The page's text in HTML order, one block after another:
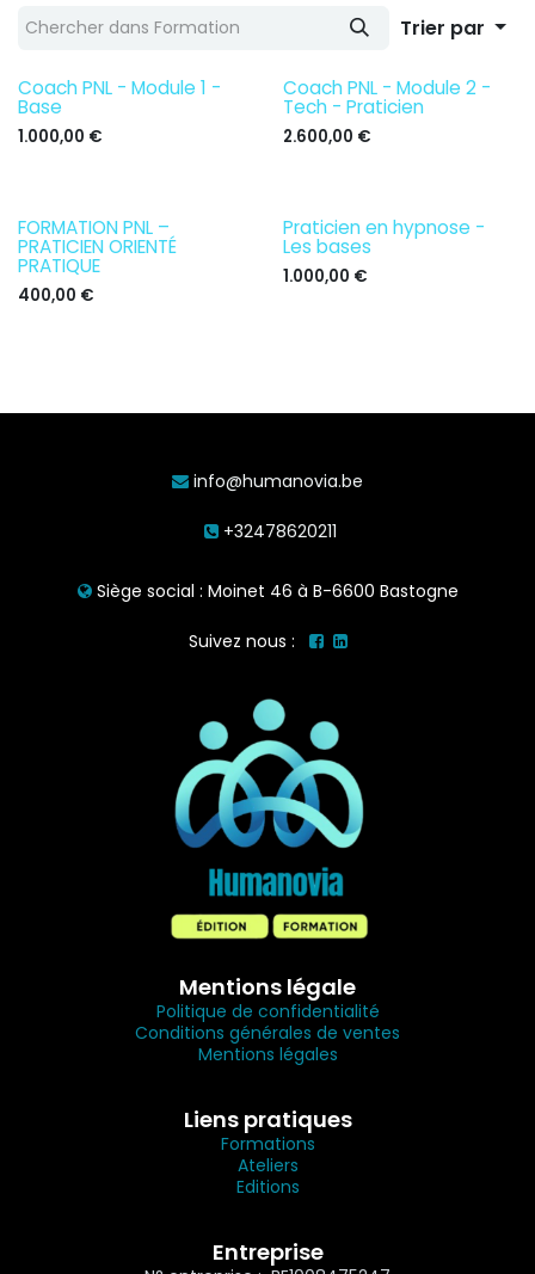
Trier par
Coach PNL - Module 1 -
Base
1.000,00 €
Coach PNL - Module 2 -
Tech - Praticien
2.600,00 €
FORMATION PNL –
PRATICIEN ORIENTÉ
PRATIQUE
400,00 €
Praticien en hypnose -
Les bases
1.000,00 €
info@humanovia.be
+32478620211
Siège social : Moinet 46 à B-6600 Bastogne
Suivez nous :
Mentions légale
Politique de confidentialité
Conditions générales de ventes
Mentions légales
Liens pratiques
Formations
Ateliers
Editions
Entreprise